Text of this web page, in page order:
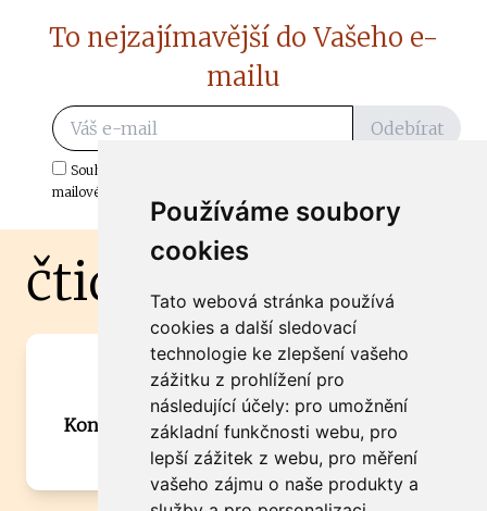
Používáme soubory
cookies
Tato webová stránka používá
cookies a další sledovací
technologie ke zlepšení vašeho
zážitku z prohlížení pro
následující účely: pro umožnění
základní funkčnosti webu, pro
lepší zážitek z webu, pro měření
vašeho zájmu o naše produkty a
To nejzajímavější do Vašeho e-
mailu
Odebírat
Souhlasím s odběrem důležitých zpráv ze ČtiDoma.cz do mé e-
mailové schránky.
čtidoma.cz
Máte zajímavou informaci? Chcete
spolupracovat?
Kontaktujte šéfredaktora Martina Chalupu:
chalupa@ctidoma.cz